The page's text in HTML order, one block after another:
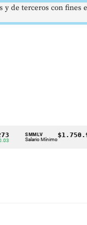
SMMLV
Salario Mínimo
$1.750.905
y de terceros con